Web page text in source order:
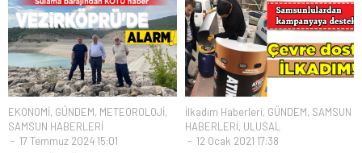
EKONOMİ, GÜNDEM, METEOROLOJİ,
SAMSUN HABERLERİ
17 Temmuz 2024 15:01
İlkadım Haberleri, GÜNDEM, SAMSUN
HABERLERİ, ULUSAL
12 Ocak 2021 17:38